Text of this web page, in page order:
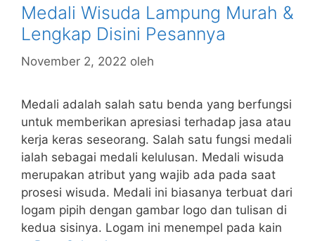
Medali Wisuda Lampung Murah &
Lengkap Disini Pesannya
November 2, 2022 oleh
Medali adalah salah satu benda yang berfungsi
untuk memberikan apresiasi terhadap jasa atau
kerja keras seseorang. Salah satu fungsi medali
ialah sebagai medali kelulusan. Medali wisuda
merupakan atribut yang wajib ada pada saat
prosesi wisuda. Medali ini biasanya terbuat dari
logam pipih dengan gambar logo dan tulisan di
kedua sisinya. Logam ini menempel pada kain